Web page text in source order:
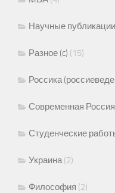
Научные
Разное (c) (15)
Россика
Современная Россия
Студенческие
Украина(2)
Философия (2)